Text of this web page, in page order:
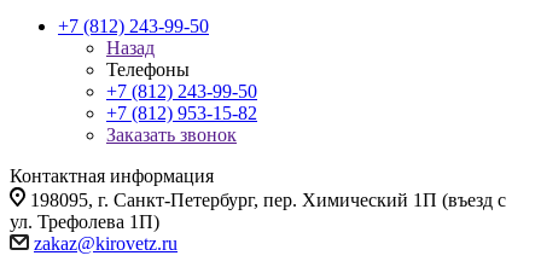
+7 (812) 243-99-50
Назад
Телефоны
+7 (812) 243-99-50
+7 (812) 953-15-82
Заказать звонок
Контактная информация
198095, г. Санкт-Петербург, пер. Химический 1П (въезд с
ул. Трефолева 1П)
zakaz@kirovetz.ru